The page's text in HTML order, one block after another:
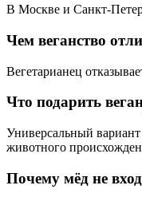
В Москве и Санкт-
Чем веганство
Вегетарианец
Что подарить
Универсальный
животного
Почему мёд не